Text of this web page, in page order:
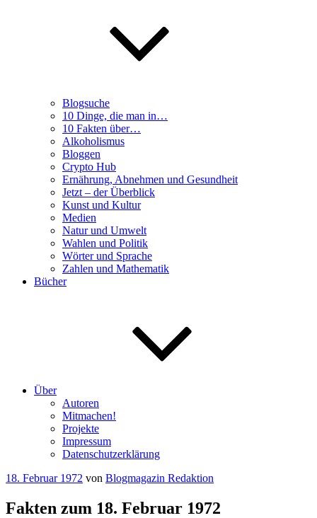
Blogsuche
10 Dinge, die man in…
10 Fakten über…
Alkoholismus
Bloggen
Crypto Hub
Ernährung, Abnehmen und Gesundheit
Jetzt – der Überblick
Kunst und Kultur
Medien
Natur und Umwelt
Wahlen und Politik
Wörter und Sprache
Zahlen und Mathematik
Bücher
Über
Autoren
Mitmachen!
Projekte
Impressum
Datenschutzerklärung
Veröffentlicht
18. Februar 1972 von Blogmagazin Redaktion
Fakten zum 18. Februar 1972